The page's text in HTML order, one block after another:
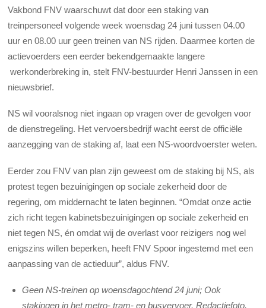
Vakbond FNV waarschuwt dat door een staking van
treinpersoneel volgende week woensdag 24 juni tussen 04.00
uur en 08.00 uur geen treinen van NS rijden. Daarmee korten de
actievoerders een eerder bekendgemaakte langere
werkonderbreking in, stelt FNV-bestuurder Henri Janssen in een
nieuwsbrief.
NS wil vooralsnog niet ingaan op vragen over de gevolgen voor
de dienstregeling. Het vervoersbedrijf wacht eerst de officiële
aanzegging van de staking af, laat een NS-woordvoerster weten.
Eerder zou FNV van plan zijn geweest om de staking bij NS, als
protest tegen bezuinigingen op sociale zekerheid door de
regering, om middernacht te laten beginnen. “Omdat onze actie
zich richt tegen kabinetsbezuinigingen op sociale zekerheid en
niet tegen NS, én omdat wij de overlast voor reizigers nog wel
enigszins willen beperken, heeft FNV Spoor ingestemd met een
aanpassing van de actieduur”, aldus FNV.
Geen NS-treinen op woensdagochtend 24 juni; Ook
stakingen in het metro- tram- en busvervoer. Redactiefoto.